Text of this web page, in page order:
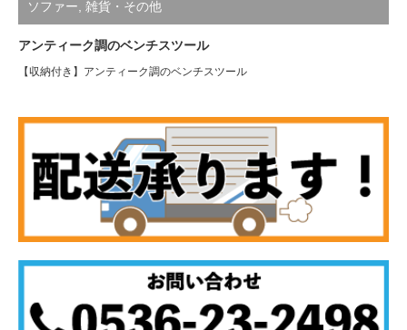
ソファー 雑貨・その他
アンティーク調のベンチスツール
【収納付き】アンティーク調のベンチスツール